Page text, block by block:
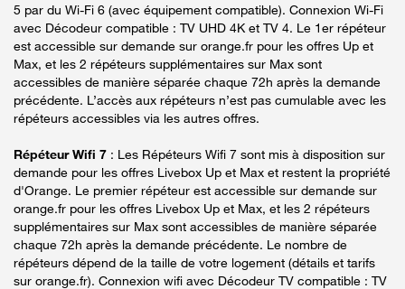
5 par du Wi-Fi 6 (avec équipement compatible). Connexion Wi-Fi
avec Décodeur compatible : TV UHD 4K et TV 4. Le 1er répéteur
est accessible sur demande sur orange.fr pour les offres Up et
Max, et les 2 répéteurs supplémentaires sur Max sont
accessibles de manière séparée chaque 72h après la demande
précédente. L’accès aux répéteurs n’est pas cumulable avec les
répéteurs accessibles via les autres offres.
Répéteur Wifi 7 : Les Répéteurs Wifi 7 sont mis à disposition sur
demande pour les offres Livebox Up et Max et restent la propriété
d'Orange. Le premier répéteur est accessible sur demande sur
orange.fr pour les offres Livebox Up et Max, et les 2 répéteurs
supplémentaires sur Max sont accessibles de manière séparée
chaque 72h après la demande précédente. Le nombre de
répéteurs dépend de la taille de votre logement (détails et tarifs
sur orange.fr). Connexion wifi avec Décodeur TV compatible : TV